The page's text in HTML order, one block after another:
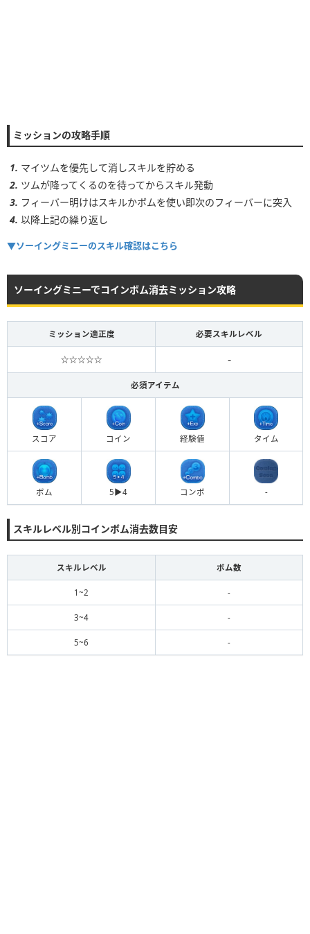
3~4
5~6
ミッションの攻略手順
マイツムを優先して消しスキルを貯める
ツムが降ってくるのを待ってからスキル発動
フィーバー明けはスキルかボムを使い即次のフィーバーに突入
以降上記の繰り返し
▼ソーイングミニーのスキル確認はこちら
ソーイングミニーでコインボム消去ミッション攻略
ミッション適正度 必要スキルレベル
☆☆☆☆☆ -
必須アイテム
スコア コイン 経験値 タイム
ボム 5▶︎4 コンボ -
スキルレベル別コインボム消去数目安
スキルレベル ボム数
1~2 -
3~4 -
5~6 -